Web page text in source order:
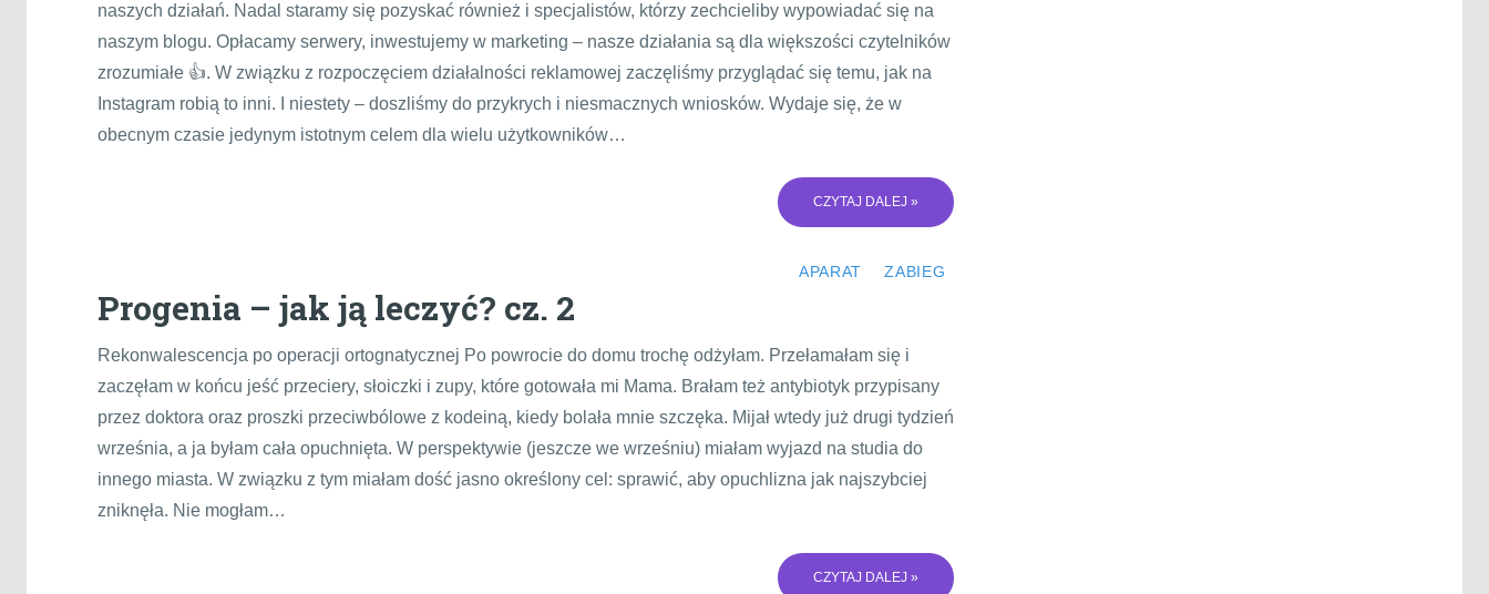
naszych działań. Nadal staramy się pozyskać również i specjalistów, którzy zechcieliby wypowiadać się na
naszym blogu. Opłacamy serwery, inwestujemy w marketing – nasze działania są dla większości czytelników
zrozumiałe 👍. W związku z rozpoczęciem działalności reklamowej zaczęliśmy przyglądać się temu, jak na
Instagram robią to inni. I niestety – doszliśmy do przykrych i niesmacznych wniosków. Wydaje się, że w
obecnym czasie jedynym istotnym celem dla wielu użytkowników…
CZYTAJ DALEJ »
APARAT ZABIEG
Progenia – jak ją leczyć? cz. 2
Rekonwalescencja po operacji ortognatycznej Po powrocie do domu trochę odżyłam. Przełamałam się i
zaczęłam w końcu jeść przeciery, słoiczki i zupy, które gotowała mi Mama. Brałam też antybiotyk przypisany
przez doktora oraz proszki przeciwbólowe z kodeiną, kiedy bolała mnie szczęka. Mijał wtedy już drugi tydzień
września, a ja byłam cała opuchnięta. W perspektywie (jeszcze we wrześniu) miałam wyjazd na studia do
innego miasta. W związku z tym miałam dość jasno określony cel: sprawić, aby opuchlizna jak najszybciej
zniknęła. Nie mogłam…
CZYTAJ DALEJ »